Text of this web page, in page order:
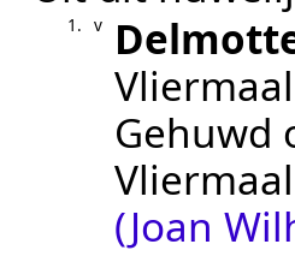
1. v
Vliermaal
Gehuwd
Vliermaal
(Joan